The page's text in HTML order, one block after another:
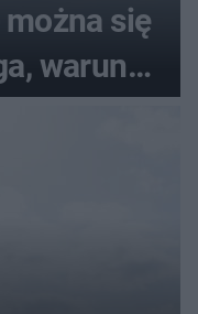
się
warunki